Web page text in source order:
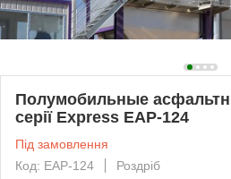
Полумобильные
серії Express EAP-124
Під замовлення
Код: EAP-124
Роздріб